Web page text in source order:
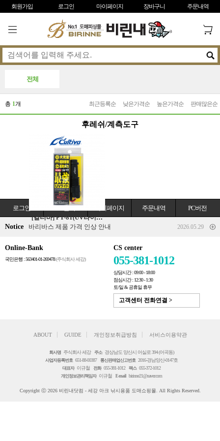
회원가입 로그인 마이페이지 장바구니 주문내역
전체
총 1개 최근등록순 낮은가격순 높은가격순 판매많은순
후레쉬/계측도구
[컬티바] FT-81(UV라이트)
로그인 마이페이지 주문내역 PC버전
Notice 바리바스 제품 가격 인상 안내 2026.05.29
Online-Bank
국민은행 : 563401-01-269478(주식회사 세강)
CS center
055-381-1012
상담시간 : 09:00 - 18:00
점심시간 : 12:30 - 1:30
토/일 & 공휴일 휴무
고객센터 전화연결 >
ABOUT GUIDE 개인정보취급방침 서비스이용약관
회사명 주식회사 세강 주소 경상남도 양산시 어실로 394 (어곡동)
사업자등록번호 651-88-00387 통신판매업신고번호 2016-경남양산-0147호
대표자 이규철 전화 055-381-1012 팩스 055-372-1012
개인정보관리책임자 이규철 E-mail birinne21@naver.com
Copyright ⓒ 2026 비린내닷컴 - 세강 아크 낚시용품 도매쇼핑몰. All Rights Reserved.